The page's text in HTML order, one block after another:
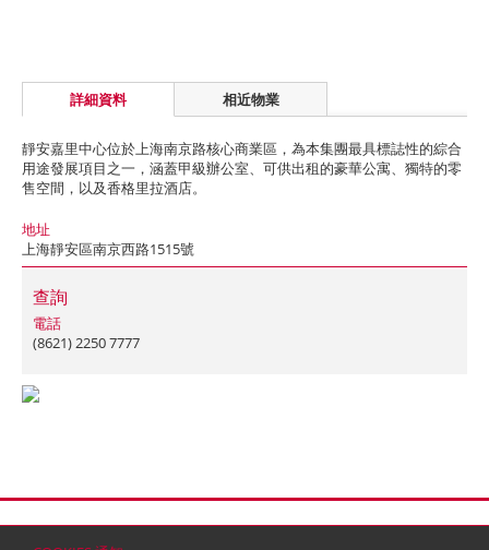
詳細資料 相近物業
靜安嘉里中心位於上海南京路核心商業區，為本集團最具標誌性的綜合
用途發展項目之一，涵蓋甲級辦公室、可供出租的豪華公寓、獨特的零
售空間，以及香格里拉酒店。
地址
上海靜安區南京西路1515號
查詢
電話
(8621) 2250 7777